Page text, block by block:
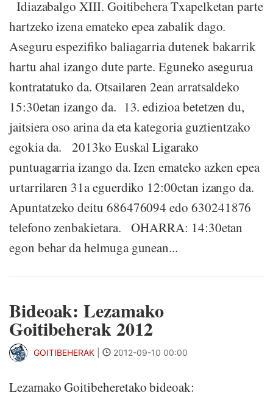
Idiazabalgo XIII. Goitibehera Txapelketan parte
hartzeko izena emateko epea zabalik dago.
Aseguru espezifiko baliagarria dutenek bakarrik
hartu ahal izango dute parte. Eguneko asegurua
kontratatuko da. Otsailaren 2ean arratsaldeko
15:30etan izango da. 13. edizioa betetzen du,
jaitsiera oso arina da eta kategoria guztientzako
egokia da. 2013ko Euskal Ligarako
puntuagarria izango da. Izen emateko azken epea
urtarrilaren 31a eguerdiko 12:00etan izango da.
Apuntatzeko deitu 686476094 edo 630241876
telefono zenbakietara. OHARRA: 14:30etan
egon behar da helmuga gunean...
Bideoak: Lezamako
Goitibeherak 2012
GOITIBEHERAK 2012-09-10 00:00
Lezamako Goitibeheretako bideoak: